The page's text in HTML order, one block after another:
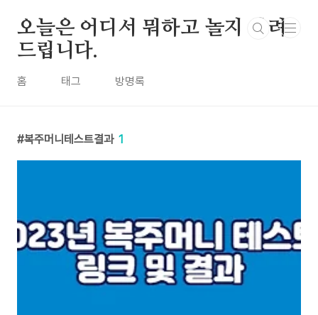
오늘은 어디서 뭐하고 놀지 알려
드립니다.
홈 태그 방명록
복주머니테스트결과 1